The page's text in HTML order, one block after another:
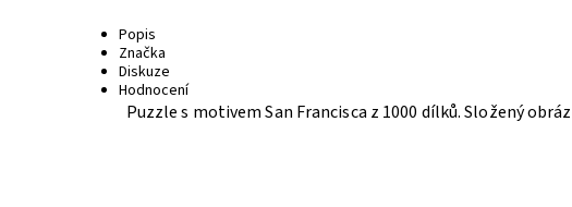
Popis
Značka
Diskuze
Hodnocení
Puzzle s motivem San Francisca z 1000 dílků. Složený